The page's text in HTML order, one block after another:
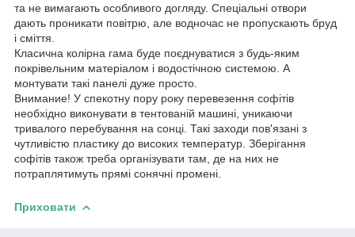
та не вимагають особливого догляду. Спеціальні отвори
дають проникати повітрю, але водночас не пропускають бруд
і сміття.
Класична колірна гама буде поєднуватися з будь-яким
покрівельним матеріалом і водостічною системою. А
монтувати такі панелі дуже просто.
Внимание! У спекотну пору року перевезення софітів
необхідно виконувати в тентованій машині, уникаючи
тривалого перебування на сонці. Такі заходи пов'язані з
чутливістю пластику до високих температур. Зберігання
софітів також треба організувати там, де на них не
потраплятимуть прямі сонячні промені.
Приховати